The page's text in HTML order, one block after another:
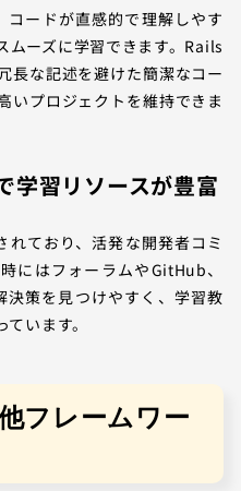
ードが直感的で理解しやす
ムーズに学習できます。Rails
長な記述を避けた簡潔なコー
いプロジェクトを維持できま
学習リソースが豊富
ており、活発な開発者コミ
にはフォーラムやGitHub、
策を見つけやすく、学習教
います。
フレームワー